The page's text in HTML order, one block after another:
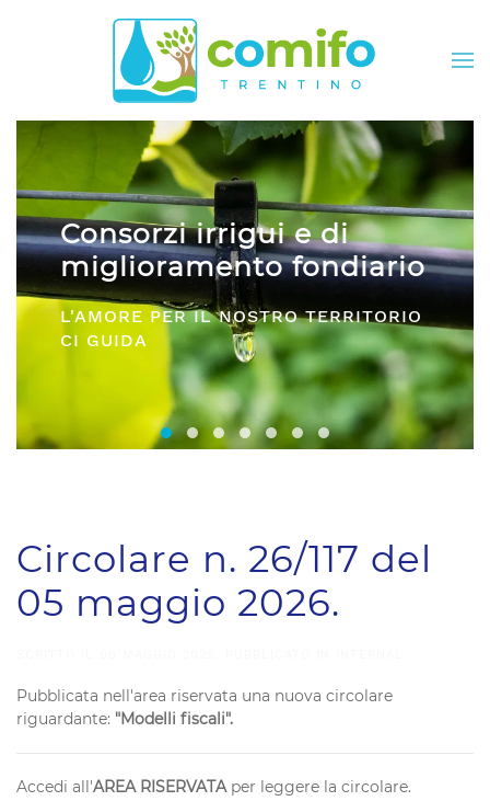
Skip to main content
Consorzi irrigui e di
miglioramento fondiario
L'AMORE PER IL NOSTRO TERRITORIO
CI GUIDA
Consorzi irrigui e di miglioramento
Comifo Trentino
Consorzi Irrigui e di
La Federazione dei Consorzi
Consorzi Irrigui e di
Consorzi irrigui e di
Consorzi Irrigui e
Circolare n. 26/117 del
05 maggio 2026.
Pubblicata nell'area riservata una nuova circolare
riguardante: "Modelli fiscali".
Accedi all'AREA RISERVATAper leggere la circolare.